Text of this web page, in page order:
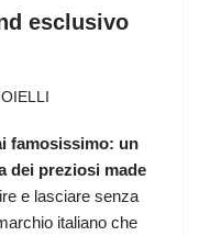
esclusivo
famosissimo: un
dei preziosi made
e lasciare senza
italiano che